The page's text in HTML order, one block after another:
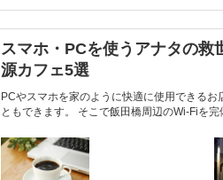
スマホ・PCを使うアナタの
源カフェ5選
PCやスマホを家のように快適に使用できる
ともできます。 そこで飯田橋周辺のWi-Fiを